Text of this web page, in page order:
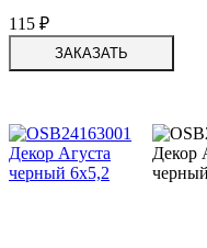
115 ₽
ЗАКАЗАТЬ